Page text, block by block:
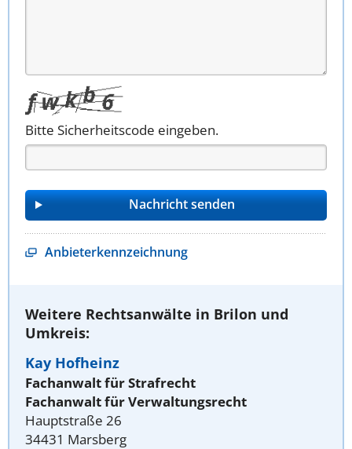
Bitte Sicherheitscode eingeben.
Anbieterkennzeichnung
Weitere Rechtsanwälte in Brilon und
Umkreis:
Kay Hofheinz
Fachanwalt für Strafrecht
Fachanwalt für Verwaltungsrecht
Hauptstraße 26
34431 Marsberg